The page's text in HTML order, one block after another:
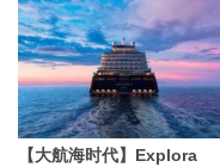
【大航海时代】Explora